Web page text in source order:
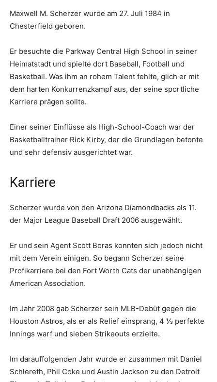
Maxwell M. Scherzer wurde am 27. Juli 1984 in
Chesterfield geboren.
Er besuchte die Parkway Central High School in seiner
Heimatstadt und spielte dort Baseball, Football und
Basketball. Was ihm an rohem Talent fehlte, glich er mit
dem harten Konkurrenzkampf aus, der seine sportliche
Karriere prägen sollte.
Einer seiner Einflüsse als High-School-Coach war der
Basketballtrainer Rick Kirby, der die Grundlagen betonte
und sehr defensiv ausgerichtet war.
Karriere
Scherzer wurde von den Arizona Diamondbacks als 11.
der Major League Baseball Draft 2006 ausgewählt.
Er und sein Agent Scott Boras konnten sich jedoch nicht
mit dem Verein einigen. So begann Scherzer seine
Profikarriere bei den Fort Worth Cats der unabhängigen
American Association.
Im Jahr 2008 gab Scherzer sein MLB-Debüt gegen die
Houston Astros, als er als Relief einsprang, 4 1⁄3 perfekte
Innings warf und sieben Strikeouts erzielte.
Im darauffolgenden Jahr wurde er zusammen mit Daniel
Schlereth, Phil Coke und Austin Jackson zu den Detroit